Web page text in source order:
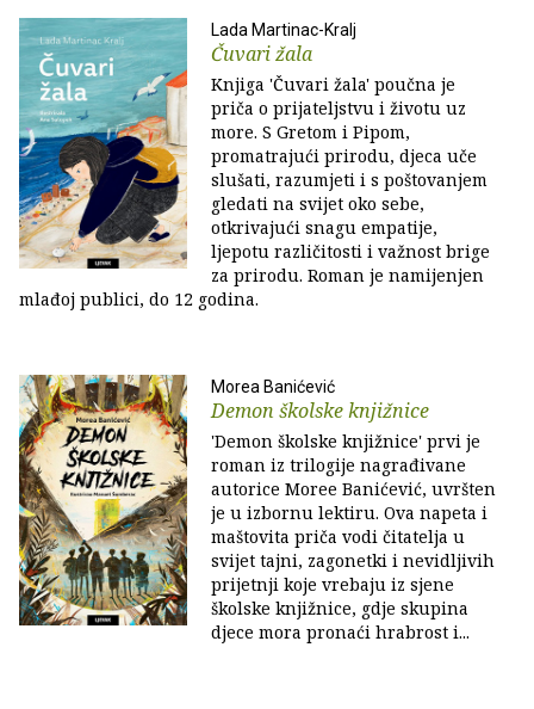
Lada Martinac-Kralj
Čuvari žala
Knjiga 'Čuvari žala' poučna je
priča o prijateljstvu i životu uz
more. S Gretom i Pipom,
promatrajući prirodu, djeca uče
slušati, razumjeti i s poštovanjem
gledati na svijet oko sebe,
otkrivajući snagu empatije,
ljepotu različitosti i važnost brige
za prirodu. Roman je namijenjen
mlađoj publici, do 12 godina.
Morea Banićević
Demon školske knjižnice
'Demon školske knjižnice' prvi je
roman iz trilogije nagrađivane
autorice Moree Banićević, uvršten
je u izbornu lektiru. Ova napeta i
maštovita priča vodi čitatelja u
svijet tajni, zagonetki i nevidljivih
prijetnji koje vrebaju iz sjene
školske knjižnice, gdje skupina
djece mora pronaći hrabrost i...